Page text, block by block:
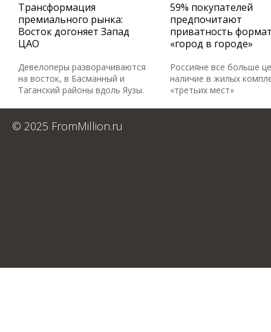
Трансформация
премиального рынка:
Восток догоняет Запад
ЦАО
Девелоперы разворачиваются
на восток, в Басманный и
Таганский районы вдоль Яузы.
59% покупателей
предпочитают
приватность
«город в городе»
Россияне все больше
наличие в жилых
«третьих мест»
© 2025 FromMillion.ru